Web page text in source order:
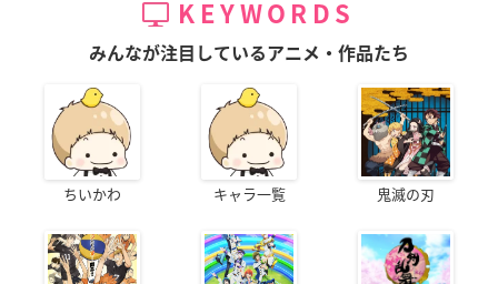
KEYWORDS
みんなが注目しているアニメ・作品たち
ちいかわ キャラ一覧 鬼滅の刃